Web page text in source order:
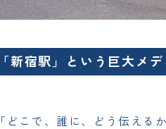
新宿駅」という巨大メデ
どこで、誰に、どう伝える